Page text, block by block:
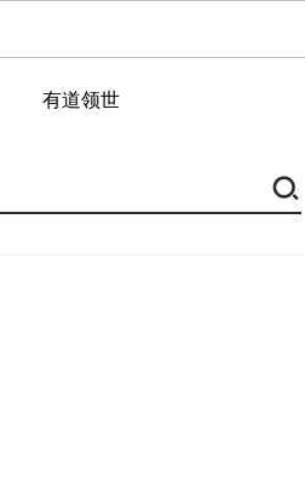
有道领世